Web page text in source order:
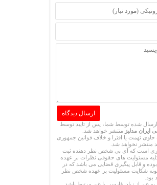
ارسال شده توسط شما، پس از تایید توسط
ایران مدلبز منتشر خواهد شد.
حاوی تهمت یا افترا و خلاف قوانین جمهوری
منتشر نخواهد شد.
است که آی پی شخص نظر دهنده ثبت
مسئولیت های حقوقی نظرات بر عهده
و قابل پیگیری قضایی می باشد که در
شکایت مسئولیت بر عهده شخص نظر
بود.